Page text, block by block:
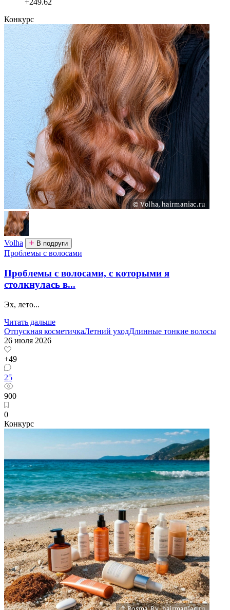
+249.62
Конкурс
Volha В подруги
Проблемы с волосами
Проблемы с волосами, с которыми я
столкнулась в...
Эх, лето...
Читать дальше
Отпускная косметичкаЛетний уходДлинные тонкие волосы
26 июля 2026
+49
25
900
0
Конкурс